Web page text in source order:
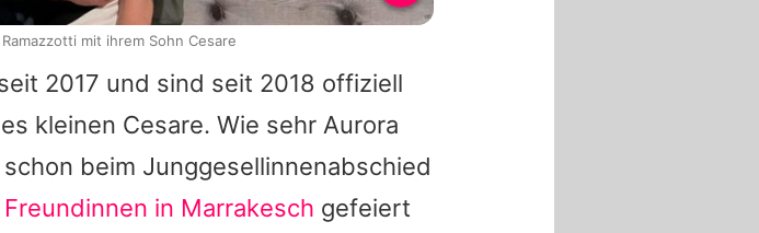
2017 und sind seit 2018 offiziell
kleinen Cesare. Wie sehr Aurora
beim Junggesellinnenabschied
Freundinnen in Marrakesch gefeiert
mit ihrem Sohn Cesare